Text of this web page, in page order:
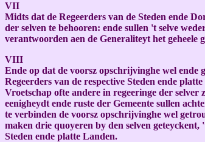
VII
Midts dat de Regeerders van de Steden ende
der selven te behooren: ende sullen 't selve
verantwoorden aen de Generaliteyt het geheele
VIII
Ende op dat de voorsz opschrijvinghe wel ende
Regeerders van de respective Steden ende
Vroetschap ofte andere in regeeringe der selver
eenigheydt ende ruste der Gemeente sullen
te verbinden de voorsz opschrijvinghe wel
maken drie quoyeren by den selven geteyckent,
Steden ende platte Landen.